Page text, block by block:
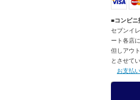
■コンビニ
セブンイ
ート各店
但しアウ
とさせて
お支払